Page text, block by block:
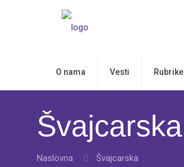
O nama Vesti Rubrike
Švajcarska
Naslovna Švajcarska